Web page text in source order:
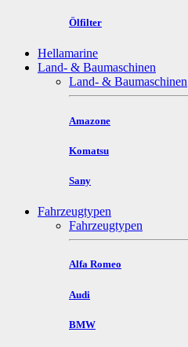
Ölfilter
Hellamarine
Land- & Baumaschinen
Land- & Baumaschinen
Amazone
Komatsu
Sany
Fahrzeugtypen
Fahrzeugtypen
Alfa Romeo
Audi
BMW